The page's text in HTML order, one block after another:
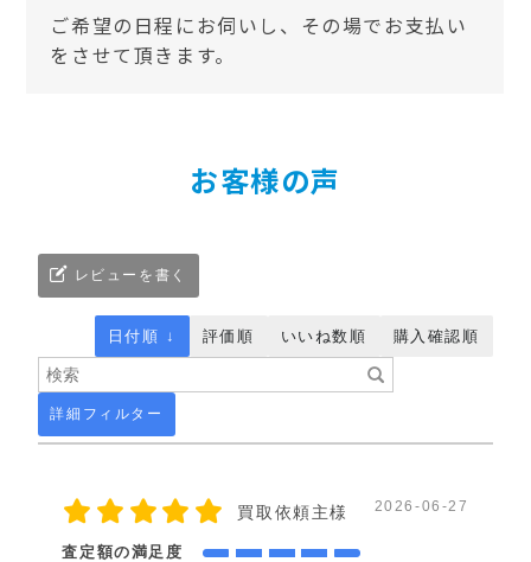
ご希望の日程にお伺いし、その場でお支払い
をさせて頂きます。
お客様の声
レビューを書く
詳細フィルター
日付順 ↓ 評価順 いいね数順 購入確認順
買取依頼主様 2026-06-27
査定額の満足度